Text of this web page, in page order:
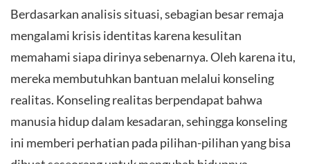
Berdasarkan analisis situasi, sebagian besar remaja
mengalami krisis identitas karena kesulitan
memahami siapa dirinya sebenarnya. Oleh karena itu,
mereka membutuhkan bantuan melalui konseling
realitas. Konseling realitas berpendapat bahwa
manusia hidup dalam kesadaran, sehingga konseling
ini memberi perhatian pada pilihan-pilihan yang bisa